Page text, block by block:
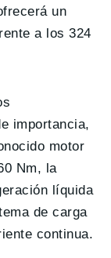
un
a los 324
importancia,
motor
Nm, la
líquida
de carga
continua.